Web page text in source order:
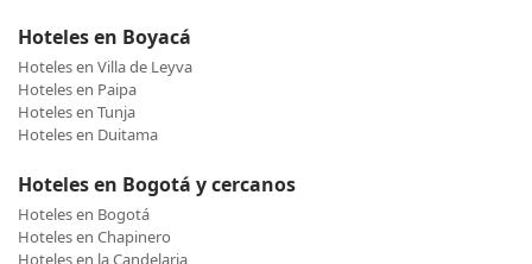
Hoteles en Boyacá
Hoteles en Villa de Leyva
Hoteles en Paipa
Hoteles en Tunja
Hoteles en Duitama
Hoteles en Bogotá y cercanos
Hoteles en Bogotá
Hoteles en Chapinero
Hoteles en la Candelaria